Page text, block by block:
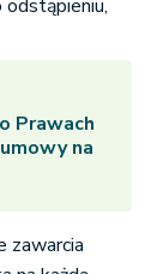
odstąpieniu,
Prawach
na
zawarcia